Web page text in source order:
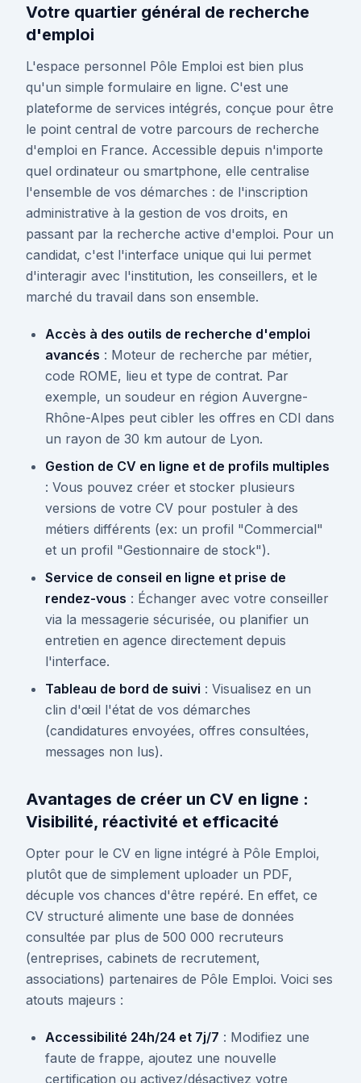
Votre quartier général de recherche
d'emploi
L'espace personnel Pôle Emploi est bien plus
qu'un simple formulaire en ligne. C'est une
plateforme de services intégrés, conçue pour être
le point central de votre parcours de recherche
d'emploi en France. Accessible depuis n'importe
quel ordinateur ou smartphone, elle centralise
l'ensemble de vos démarches : de l'inscription
administrative à la gestion de vos droits, en
passant par la recherche active d'emploi. Pour un
candidat, c'est l'interface unique qui lui permet
d'interagir avec l'institution, les conseillers, et le
marché du travail dans son ensemble.
Accès à des outils de recherche d'emploi
avancés : Moteur de recherche par métier,
code ROME, lieu et type de contrat. Par
exemple, un soudeur en région Auvergne-
Rhône-Alpes peut cibler les offres en CDI dans
un rayon de 30 km autour de Lyon.
Gestion de CV en ligne et de profils multiples
: Vous pouvez créer et stocker plusieurs
versions de votre CV pour postuler à des
métiers différents (ex: un profil "Commercial"
et un profil "Gestionnaire de stock").
Service de conseil en ligne et prise de
rendez-vous : Échanger avec votre conseiller
via la messagerie sécurisée, ou planifier un
entretien en agence directement depuis
l'interface.
Tableau de bord de suivi : Visualisez en un
clin d'œil l'état de vos démarches
(candidatures envoyées, offres consultées,
messages non lus).
Avantages de créer un CV en ligne :
Visibilité, réactivité et efficacité
Opter pour le CV en ligne intégré à Pôle Emploi,
plutôt que de simplement uploader un PDF,
décuple vos chances d'être repéré. En effet, ce
CV structuré alimente une base de données
consultée par plus de 500 000 recruteurs
(entreprises, cabinets de recrutement,
associations) partenaires de Pôle Emploi. Voici ses
atouts majeurs :
Accessibilité 24h/24 et 7j/7 : Modifiez une
faute de frappe, ajoutez une nouvelle
certification ou activez/désactivez votre